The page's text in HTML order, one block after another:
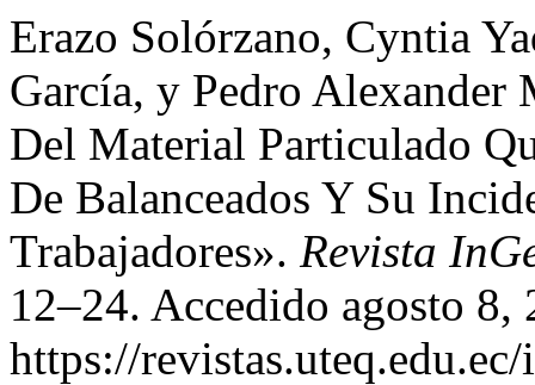
Erazo Solórzano, Cyntia
García, y Pedro Alexander
Del Material Particulado
De Balanceados Y Su
Trabajadores». Revista
12–24. Accedido agosto 8,
https://